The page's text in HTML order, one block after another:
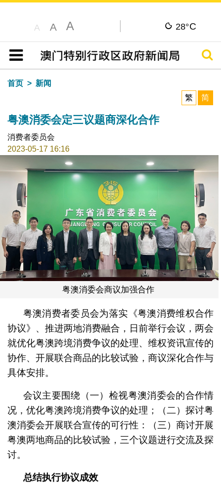
A A A 28°C
目录
搜寻
首页
新闻
繁
简
粤澳消委会定三议题商深化合作
消费者委员会
2023-05-17 16:16
粤澳消委会商议加强合作
粤澳消费者委员会为落实《粤澳消费维权合作
协议》、推进两地消费融合，日前举行会议，两会
就优化粤澳跨境消费争议的处理、维权资讯宣传的
协作、开展联合商品的比较试验，商议深化合作与
具体安排。
会议主要围绕（一）检视粤澳消委会的合作情
况，优化粤澳跨境消费争议的处理；（二）探讨粤
澳消委会开展联合宣传的可行性：（三）商讨开展
粤澳两地商品的比较试验，三个议题进行交流及探
讨。
总结执行协议成效